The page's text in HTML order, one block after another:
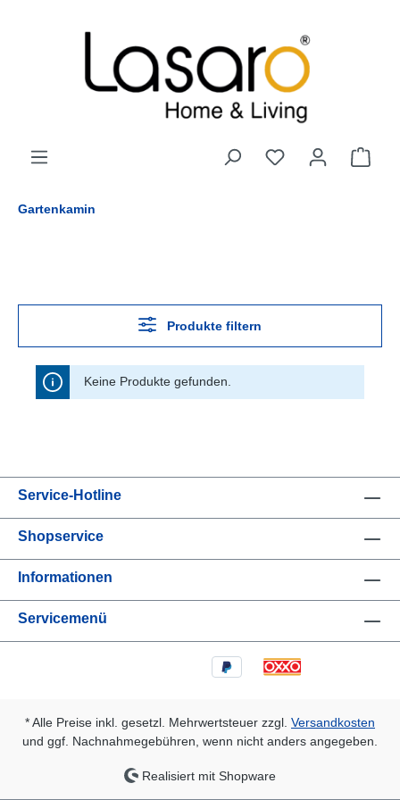
Gartenkamin
Produkte filtern
Keine Produkte gefunden.
Service-Hotline
Shopservice
Informationen
Servicemenü
* Alle Preise inkl. gesetzl. Mehrwertsteuer zzgl. Versandkosten
und ggf. Nachnahmegebühren, wenn nicht anders angegeben.
Realisiert mit Shopware